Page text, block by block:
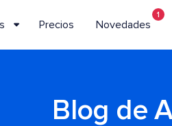
Precios Novedades
1
Blog de